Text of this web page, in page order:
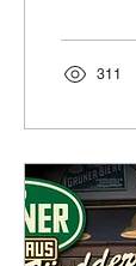
311